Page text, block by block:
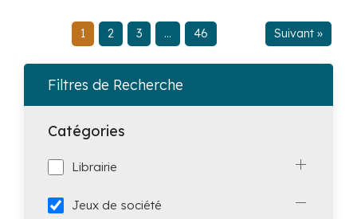
Filtres de Recherche
Catégories
Librairie
Jeux de société
1 2 3 … 46 Suivant »